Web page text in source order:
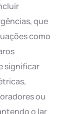
que
como
significar
ou
o lar